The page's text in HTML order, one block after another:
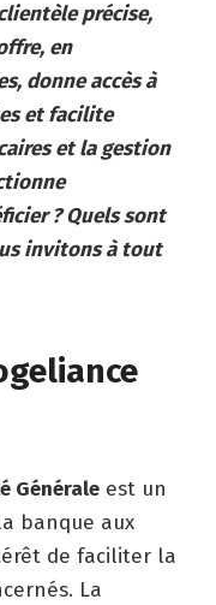
précise,
en
donne accès à
et facilite
et la gestion
? Quels sont
invitons à tout
Générale est un
banque aux
de faciliter la
La